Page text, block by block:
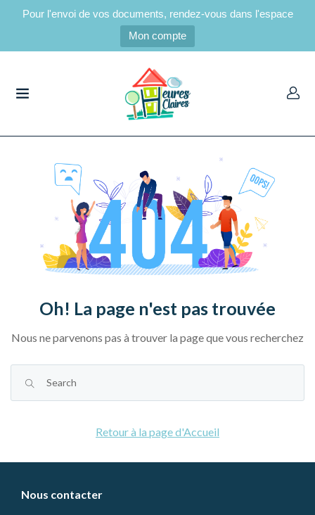
Pour l'envoi de vos documents, rendez-vous dans l'espace
Mon compte
(CANDIDATS LOCATAIRES)
Oh! La page n'est pas trouvée
Nous ne parvenons pas à trouver la page que vous recherchez
Retour à la page d'Accueil
Nous contacter